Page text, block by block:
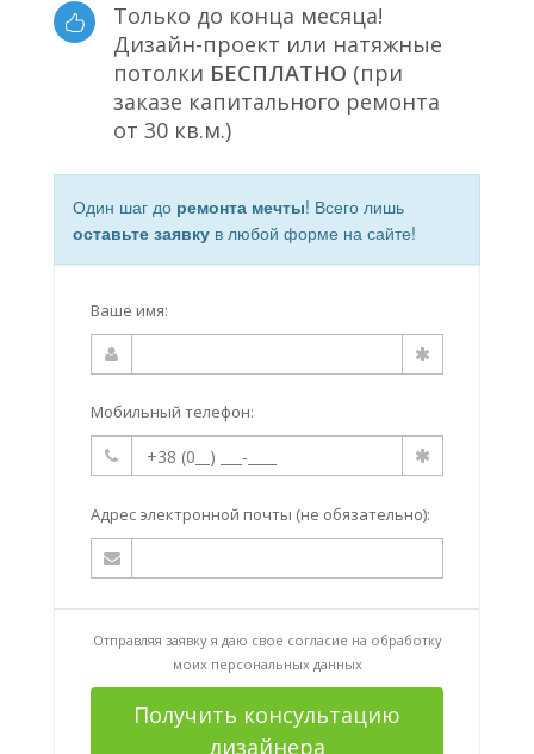
Только до конца месяца!
Дизайн-проект или натяжные
потолки БЕСПЛАТНО (при
заказе капитального ремонта
от 30 кв.м.)
Один шаг до ремонта мечты! Всего лишь
оставьте заявку в любой форме на сайте!
Ваше имя:
Мобильный телефон:
Адрес электронной почты (не обязательно):
Отправляя заявку я даю свое согласие на обработку
моих персональных данных
Получить консультацию
дизайнера